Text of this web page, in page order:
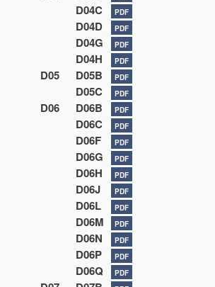
D04C PDF
D04D PDF
D04G PDF
D04H PDF
D05 D05B PDF
D05C PDF
D06 D06B PDF
D06C PDF
D06F PDF
D06G PDF
D06H PDF
D06J PDF
D06L PDF
D06M PDF
D06N PDF
D06P PDF
D06Q PDF